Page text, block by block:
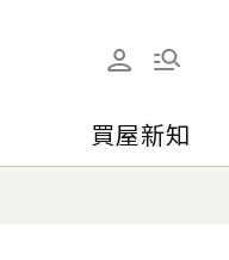
買屋新知